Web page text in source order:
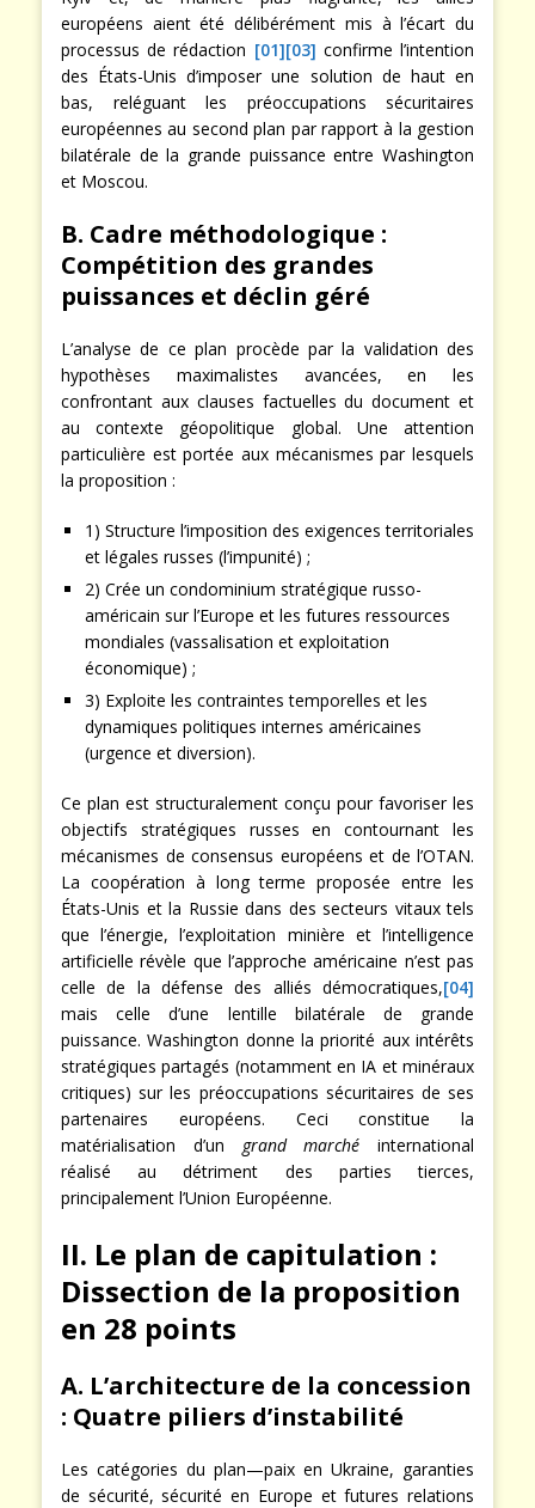
européens aient été délibérément mis à l’écart du
processus de rédaction [01][03] confirme l’intention
des États-Unis d’imposer une solution de haut en
bas, reléguant les préoccupations sécuritaires
européennes au second plan par rapport à la gestion
bilatérale de la grande puissance entre Washington
et Moscou.
B. Cadre méthodologique :
Compétition des grandes
puissances et déclin géré
L’analyse de ce plan procède par la validation des
hypothèses maximalistes avancées, en les
confrontant aux clauses factuelles du document et
au contexte géopolitique global. Une attention
particulière est portée aux mécanismes par lesquels
la proposition :
1) Structure l’imposition des exigences territoriales
et légales russes (l’impunité) ;
2) Crée un condominium stratégique russo-
américain sur l’Europe et les futures ressources
mondiales (vassalisation et exploitation
économique) ;
3) Exploite les contraintes temporelles et les
dynamiques politiques internes américaines
(urgence et diversion).
Ce plan est structuralement conçu pour favoriser les
objectifs stratégiques russes en contournant les
mécanismes de consensus européens et de l’OTAN.
La coopération à long terme proposée entre les
États-Unis et la Russie dans des secteurs vitaux tels
que l’énergie, l’exploitation minière et l’intelligence
artificielle révèle que l’approche américaine n’est pas
celle de la défense des alliés démocratiques,[04]
mais celle d’une lentille bilatérale de grande
puissance. Washington donne la priorité aux intérêts
stratégiques partagés (notamment en IA et minéraux
critiques) sur les préoccupations sécuritaires de ses
partenaires européens. Ceci constitue la
matérialisation d’un grand marché international
réalisé au détriment des parties tierces,
principalement l’Union Européenne.
II. Le plan de capitulation :
Dissection de la proposition
en 28 points
A. L’architecture de la concession
: Quatre piliers d’instabilité
Les catégories du plan—paix en Ukraine, garanties
de sécurité, sécurité en Europe et futures relations